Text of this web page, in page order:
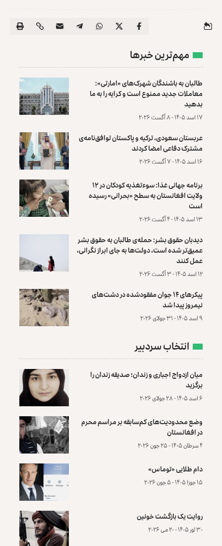
مهم‌ترین خبرها
طالبان به باشندگان شهرک‌های «امارتی»:
معاملات جدید ممنوع است و کرایه را به ما
بدهید
۱۷ اسد ۱۴۰۵ - ۸ آگست ۲۰۲۶
عربستان سعودی، ترکیه و پاکستان توافق‌نامه‌ی
مشترک دفاعی امضا کردند
۱۶ اسد ۱۴۰۵ - ۷ آگست ۲۰۲۶
برنامه جهانی غذا: سوءتغذیه کودکان در ۱۲
ولایت افغانستان به سطح «بحرانی» رسیده
است
۱۳ اسد ۱۴۰۵ - ۴ آگست ۲۰۲۶
دیدبان حقوق بشر: حمله‌ی طالبان به حقوق بشر
عمیق‌تر شده است، دولت‌ها به جای ابراز نگرانی،
عمل کنند
۱۲ اسد ۱۴۰۵ - ۳ آگست ۲۰۲۶
پیکرهای ۱۴ جوان مفقودشده در دشت‌های
نیمروز پیدا شد
۹ اسد ۱۴۰۵ - ۳۱ جولای ۲۰۲۶
انتخاب سردبیر
میان ازدواج اجباری و زندان؛ صدیقه زندان را
برگزید
۶ اسد ۱۴۰۵ - ۲۸ جولای ۲۰۲۶
وضع محدودیت‌های کم‌سابقه بر مراسم محرم
در افغانستان
۴ سرطان ۱۴۰۵ - ۲۵ جون ۲۰۲۶
دام طلایی «توماس»
۱۵ جوزا ۱۴۰۵ - ۵ جون ۲۰۲۶
روایت یک بازگشت خونین
۳۰ ثور ۱۴۰۵ - ۲۰ می ۲۰۲۶